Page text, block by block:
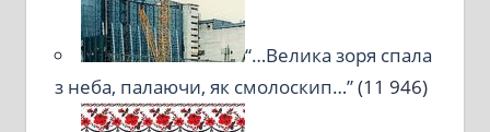
“…Велика зоря спала
з неба, палаючи, як смолоскип…”(11 946)